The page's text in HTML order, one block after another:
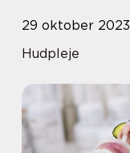
29 oktober 2023
Hudpleje